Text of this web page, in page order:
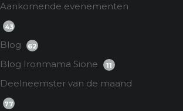
Aankomende evenementen
43
Blog 62
Blog Ironmama Sione 11
Deelneemster van de maand
77